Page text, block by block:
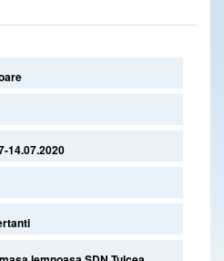
14.07.2020